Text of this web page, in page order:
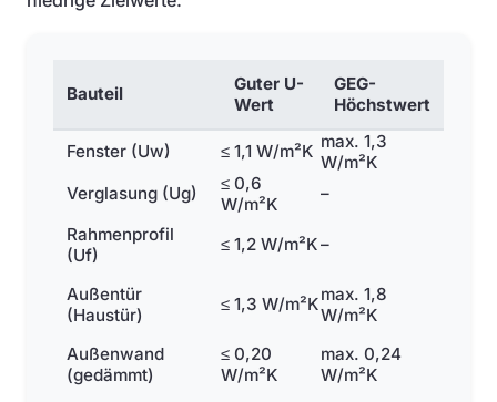
Bauteil
Guter U-
Wert
GEG-
Höchstwert
Fenster (Uw) ≤ 1,1 W/m²K max. 1,3
W/m²K
Verglasung (Ug)
≤ 0,6
W/m²K
–
Rahmenprofil
(Uf)
≤ 1,2 W/m²K–
Außentür
(Haustür)
≤ 1,3 W/m²Kmax. 1,8
W/m²K
Außenwand
(gedämmt)
≤ 0,20
W/m²K
max. 0,24
W/m²K